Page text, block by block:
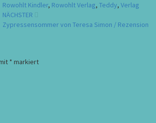
Rowohlt Kindler, Rowohlt Verlag, Teddy, Verlag
NÄCHSTER
Zypressensommer von Teresa Simon / Rezension
* markiert